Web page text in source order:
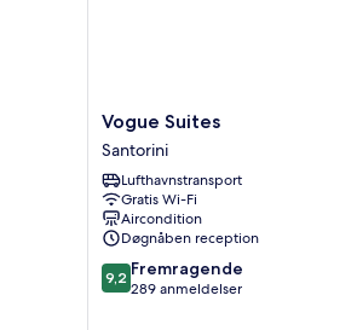
Vogue
Suites
Santorini
Vogue Suites
Santorini
Lufthavnstransport
Gratis Wi-Fi
Aircondition
Døgnåben reception
9.2
ud
9,2 Fremragende
289 anmeldelser